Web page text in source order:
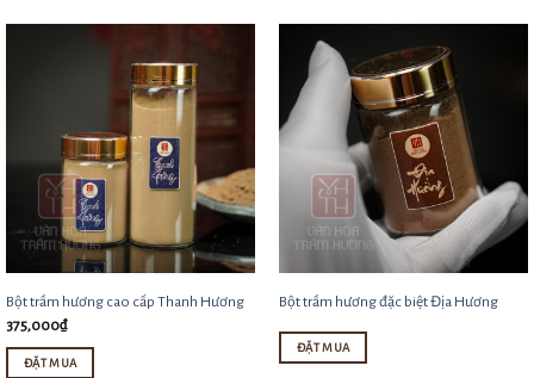
phẩm
tùy
chọn
có
thể
được
Bột trầm hương cao cấp Thanh Hương
375,000₫
ĐẶT MUA
Bột trầm hương đặc biệt Địa Hương
ĐẶT MUA